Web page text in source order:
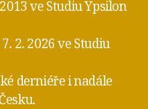
ve Studiu Ypsilon
2. 2026 ve Studiu
derniéře i nadále